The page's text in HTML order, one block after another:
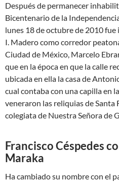
Después de permanecer
Bicentenario de la
lunes 18 de octubre de 2010
I. Madero como corredor
Ciudad de México, Marcelo
que en la época en que la calle
ubicada en ella la casa de
cual contaba con una capilla en
veneraron las reliquias de Santa
colegiata de Nuestra Señora de
Francisco Céspedes
Maraka
Ha cambiado su nombre con el